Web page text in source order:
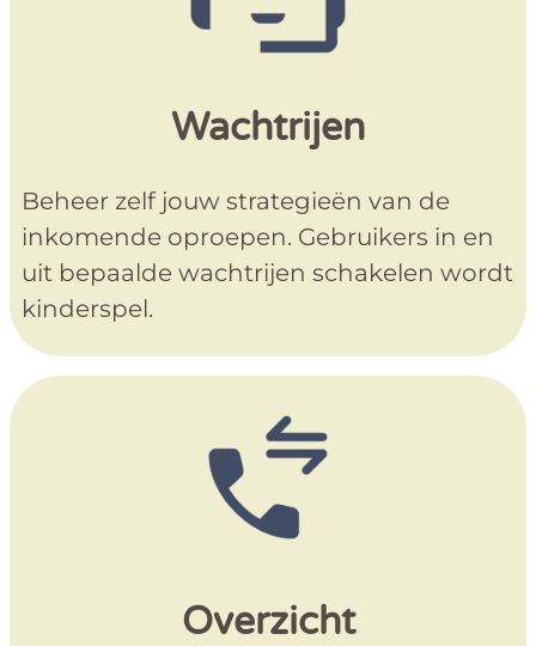
Wachtrijen
Beheer zelf jouw strategieën van de
inkomende oproepen. Gebruikers in en
uit bepaalde wachtrijen schakelen wordt
kinderspel.
Overzicht